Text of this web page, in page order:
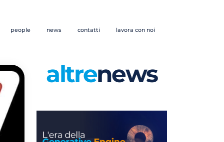
people news contatti lavora con noi
altrenews